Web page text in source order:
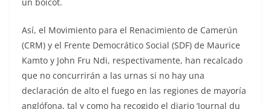
Así, el Movimiento para el Renacimiento de Camerún
(CRM) y el Frente Democrático Social (SDF) de Maurice
Kamto y John Fru Ndi, respectivamente, han recalcado
que no concurrirán a las urnas si no hay una
declaración de alto el fuego en las regiones de mayoría
anglófona, tal y como ha recogido el diario ‘Journal du